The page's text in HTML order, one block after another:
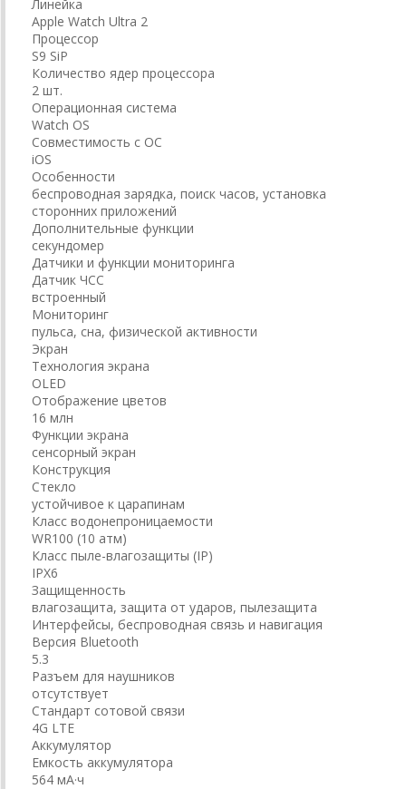
Линейка
Apple Watch Ultra 2
Процессор
S9 SiP
Количество ядер процессора
2 шт.
Операционная система
Watch OS
Совместимость с ОС
iOS
Особенности
беспроводная зарядка, поиск часов, установка
сторонних приложений
Дополнительные функции
секундомер
Датчики и функции мониторинга
Датчик ЧСС
встроенный
Мониторинг
пульса, сна, физической активности
Экран
Технология экрана
OLED
Отображение цветов
16 млн
Функции экрана
сенсорный экран
Конструкция
Стекло
устойчивое к царапинам
Класс водонепроницаемости
WR100 (10 атм)
Класс пыле-влагозащиты (IP)
IPX6
Защищенность
влагозащита, защита от ударов, пылезащита
Интерфейсы, беспроводная связь и навигация
Версия Bluetooth
5.3
Разъем для наушников
отсутствует
Стандарт сотовой связи
4G LTE
Аккумулятор
Емкость аккумулятора
564 мА·ч